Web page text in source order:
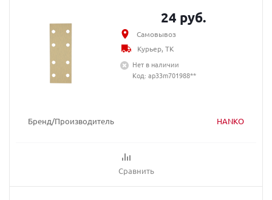
Бренд/Производитель HANKO
Сравнить
24 руб.
Самовывоз
Курьер, ТК
Нет в наличии
Код: ap33m701988**